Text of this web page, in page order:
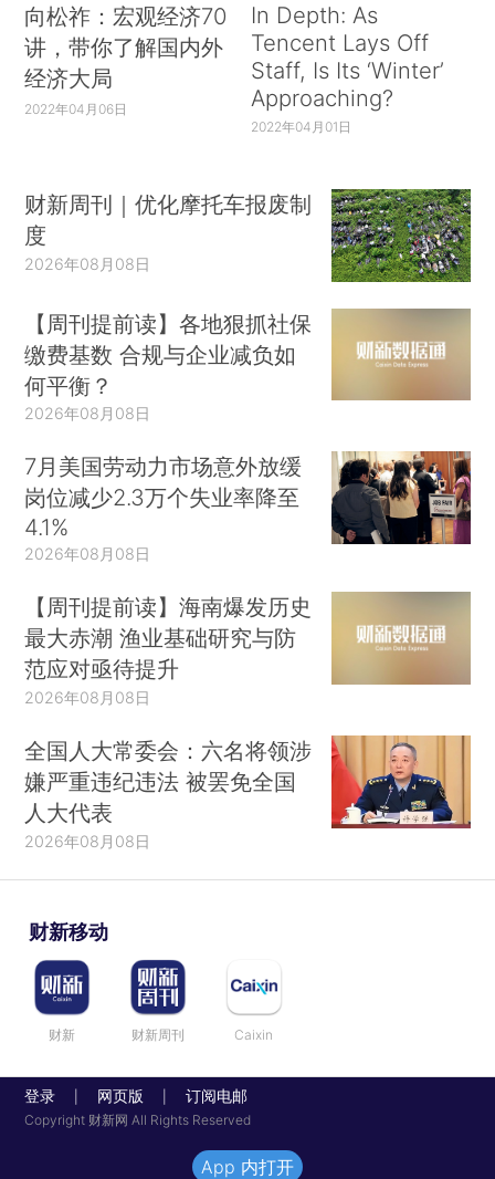
向松祚：宏观经济70
讲，带你了解国内外
经济大局
2022年04月06日
In Depth: As
Tencent Lays Off
Staff, Is Its ‘Winter’
Approaching?
2022年04月01日
财新周刊｜优化摩托车报废制
度
2026年08月08日
【周刊提前读】各地狠抓社保
缴费基数 合规与企业减负如
何平衡？
2026年08月08日
7月美国劳动力市场意外放缓
岗位减少2.3万个失业率降至
4.1%
2026年08月08日
【周刊提前读】海南爆发历史
最大赤潮 渔业基础研究与防
范应对亟待提升
2026年08月08日
全国人大常委会：六名将领涉
嫌严重违纪违法 被罢免全国
人大代表
2026年08月08日
财新移动
财新 财新周刊 Caixin
登录 网页版 订阅电邮
Copyright 财新网 All Rights Reserved
App 内打开